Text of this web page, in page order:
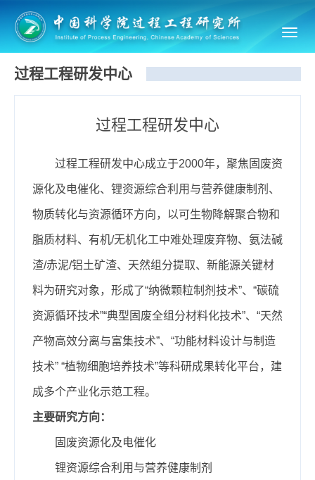
过程工程研发中心
过程工程研发中心
过程工程研发中心成立于2000年，聚焦固废资
源化及电催化、锂资源综合利用与营养健康制剂、
物质转化与资源循环方向，以可生物降解聚合物和
脂质材料、有机/无机化工中难处理废弃物、氨法碱
渣/赤泥/铝土矿渣、天然组分提取、新能源关键材
料为研究对象，形成了“纳微颗粒制剂技术”、“碳硫
资源循环技术”“典型固废全组分材料化技术”、“天然
产物高效分离与富集技术”、“功能材料设计与制造
技术” “植物细胞培养技术”等科研成果转化平台，建
成多个产业化示范工程。
主要研究方向：
固废资源化及电催化
锂资源综合利用与营养健康制剂